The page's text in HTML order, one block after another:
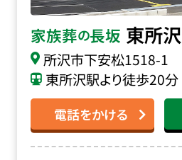
家族葬の長坂 東所沢
所沢市下安松1518-1
東所沢駅より徒歩20分
電話をかける